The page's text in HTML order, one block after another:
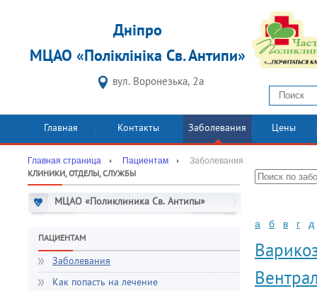
Дніпро
МЦАО «Поліклініка Св. Антипи»
вул. Воронезька, 2а
Главная Контакты Заболевания Цены
Главная страница Пациентам Заболевания
КЛИНИКИ, ОТДЕЛЫ, СЛУЖБЫ
МЦАО «Поликлиника Св. Антипы»
ПАЦИЕНТАМ
Заболевания
Как попасть на лечение
а б в г д